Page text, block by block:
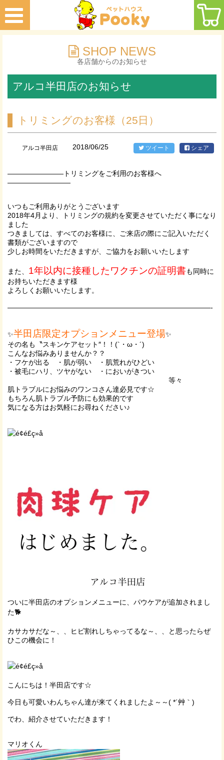
SHOP NEWS
各店舗からのお知らせ
アルコ半田店のお知らせ
トリミングのお客様（25日）
アルコ半田店 2018/06/25 ツイート シェア
————————トリミングをご利用のお客様へ
—————————
いつもご利用ありがとうございます
2018年4月より、トリミングの規約を変更させていただく事になり
ました
つきましては、すべてのお客様に、ご来店の際にご記入いただく
書類がございますので
少しお時間をいただきますが、ご協力をお願いいたします
また、 1年以内に接種したワクチンの証明書も同時に
お持ちいただきます様
よろしくお願いいたします。
—————————————————————————————-
✨半田店限定オプションメニュー登場✨
その名も〝スキンケアセット″！！(`・ω・´)
こんなお悩みありませんか？？
・フケが出る ・肌が弱い ・肌荒れがひどい
・被毛にハリ、ツヤがない ・においがきつい
等々
肌トラブルにお悩みのワンコさん達必見です☆
もちろん肌トラブル予防にも効果的です
気になる方はお気軽にお尋ねください♪
ついに半田店のオプションメニューに、パウケアが追加されまし
た🐕
カサカサだな～、、ヒビ割れしちゃってるな～、、と思ったらぜ
ひこの機会に！
こんにちは！半田店です☆
今日も可愛いわんちゃん達が来てくれましたよ～～( *´艸｀)
でわ、紹介させていただきます！
マリオくん